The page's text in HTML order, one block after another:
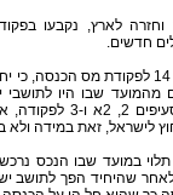
וחזרה לארץ, נקבעו
חדשים.
כך למשל, קובע סעיף 14 לפקודת
של 10 שנים מהמועד שבו
המקורות
לישראל, זאת במידה ולא
תלוי במועד שבו הנכס
שהיחיד הפך לתושב